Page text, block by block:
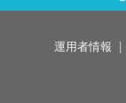
運用者情報